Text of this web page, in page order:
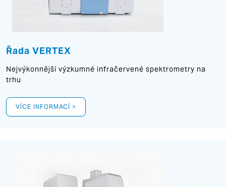
Řada VERTEX
Nejvýkonnější výzkumné infračervené spektrometry na
trhu
VÍCE INFORMACÍ >